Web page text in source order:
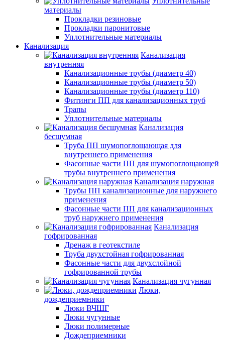
материалы
Прокладки резиновые
Прокладки паронитовые
Уплотнительные материалы
Канализация
Канализация
внутренняя
Канализационные трубы (диаметр 40)
Канализационные трубы (диаметр 50)
Канализационные трубы (диаметр 110)
Фитинги ПП для канализационных труб
Трапы
Уплотнительные материалы
Канализация
бесшумная
Труба ПП шумопоглощающая для
внутреннего применения
Фасонные части ПП для шумопоглощающей
трубы внутреннего применения
Канализация наружная
Трубы ПП канализационные для наружнего
применения
Фасонные части ПП для канализационных
труб наружнего применения
Канализация
гофрированная
Дренаж в геотекстиле
Труба двухстойная гофрированная
Фасонные части для двухслойной
гофрированной трубы
Канализация чугунная
Люки,
дождеприемники
Люки ВЧШГ
Люки чугунные
Люки полимерные
Дождеприемники